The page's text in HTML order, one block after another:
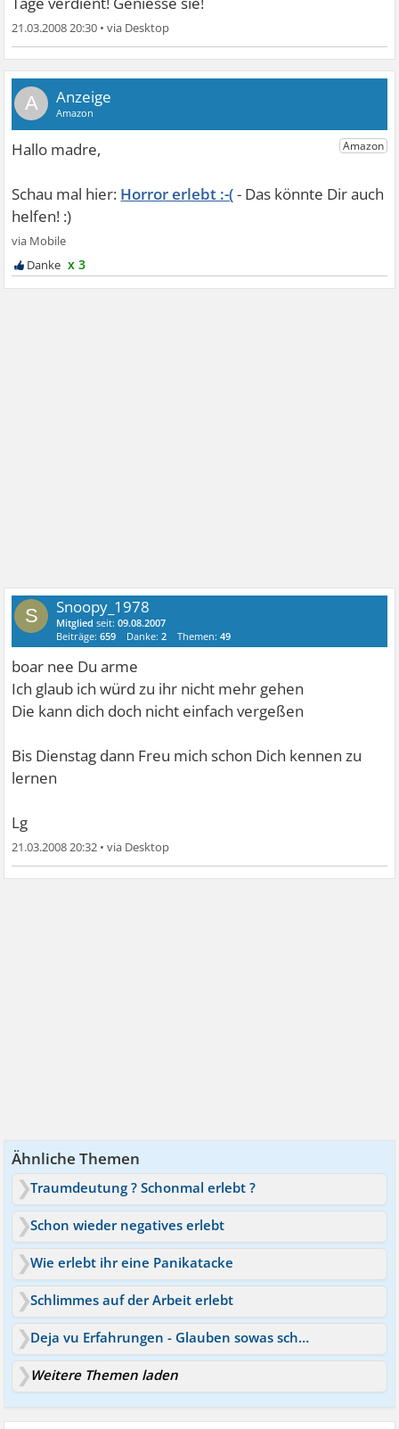
21.03.2008 20:30 •
A
Horror erlebt :-(
x 3
S Snoopy_1978
Mitglied seit:09.08.2007
Beiträge:659 Danke:2 Themen:49
boar nee Du arme
Ich glaub ich würd zu ihr nicht mehr gehen
Die kann dich doch nicht einfach vergeßen
Bis Dienstag dann Freu mich schon Dich kennen zu
lernen
Lg
21.03.2008 20:32 •
Ähnliche Themen
Traumdeutung ? Schonmal erlebt ?
Schon wieder negatives erlebt
Wie erlebt ihr eine Panikatacke
Schlimmes auf der Arbeit erlebt
Deja vu Erfahrungen - Glauben sowas schon erlebt zu haben
Weitere Themen laden